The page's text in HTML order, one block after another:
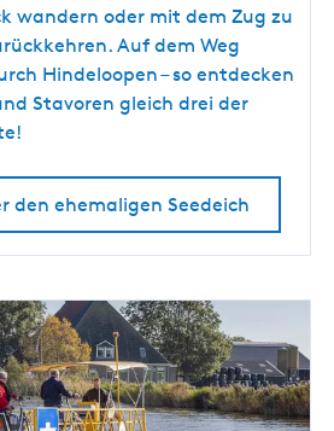
wandern oder mit dem Zug zu
Auf dem Weg
Hindeloopen – so entdecken
Stavoren gleich drei der
den ehemaligen Seedeich